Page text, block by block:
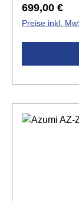
FLB-400EII
Regulärer
699,00 €
Preise inkl.